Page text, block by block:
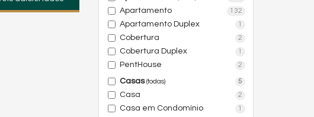
Apartamento 132
Apartamento Duplex 1
Cobertura 2
Cobertura Duplex 1
PentHouse 2
Casas(todas) 5
Casa 2
Casa em Condomínio 1